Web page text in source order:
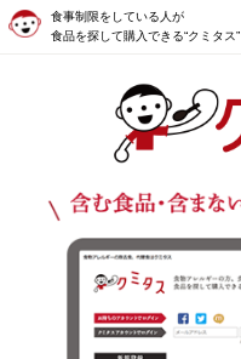
食事制限をしている人が
食品を探して購入できる“クミタス”